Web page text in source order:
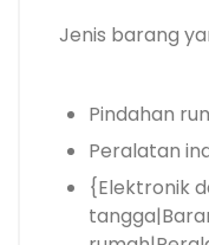
Jenis barang
Pindahan
Peralatan
{Elektronik